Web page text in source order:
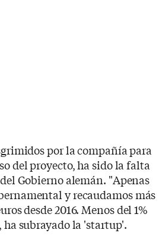
por la compañía para
del proyecto, ha sido la falta
Gobierno alemán. "Apenas
y recaudamos más
desde 2016. Menos del 1%
subrayado la 'startup'.